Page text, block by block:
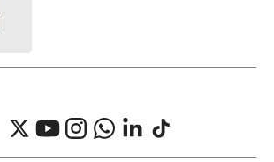
TwitterYouTubeInstagramWhatsappLinkedIn
TikTok